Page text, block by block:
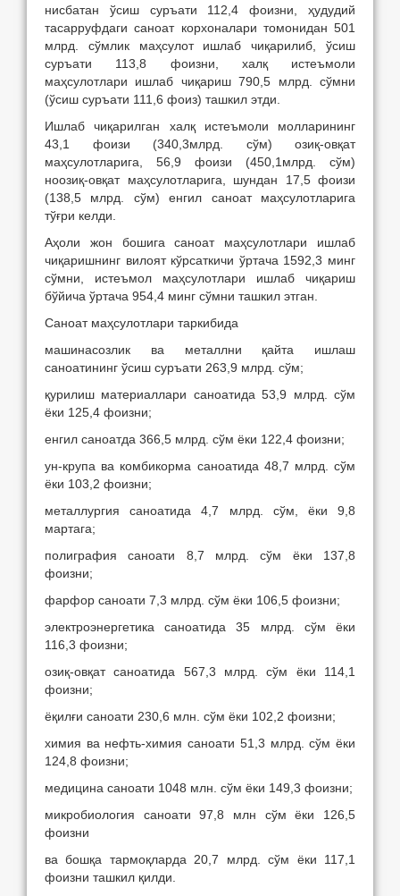
нисбатан ўсиш суръати 112,4 фоизни, ҳудудий
тасарруфдаги саноат корхоналари томонидан 501
млрд. сўмлик маҳсулот ишлаб чиқарилиб, ўсиш
суръати 113,8 фоизни, халқ истеъмоли
маҳсулотлари ишлаб чиқариш 790,5 млрд. сўмни
(ўсиш суръати 111,6 фоиз) ташкил этди.
Ишлаб чиқарилган халқ истеъмоли молларининг
43,1 фоизи (340,3млрд. сўм) озиқ-овқат
маҳсулотларига, 56,9 фоизи (450,1млрд. сўм)
ноозиқ-овқат маҳсулотларига, шундан 17,5 фоизи
(138,5 млрд. сўм) енгил саноат маҳсулотларига
тўғри келди.
Аҳоли жон бошига саноат маҳсулотлари ишлаб
чиқаришнинг вилоят кўрсаткичи ўртача 1592,3 минг
сўмни, истеъмол маҳсулотлари ишлаб чиқариш
бўйича ўртача 954,4 минг сўмни ташкил этган.
Саноат маҳсулотлари таркибида
машинасозлик ва металлни қайта ишлаш
саноатининг ўсиш суръати 263,9 млрд. сўм;
қурилиш материаллари саноатида 53,9 млрд. сўм
ёки 125,4 фоизни;
енгил саноатда 366,5 млрд. сўм ёки 122,4 фоизни;
ун-крупа ва комбикорма саноатида 48,7 млрд. сўм
ёки 103,2 фоизни;
металлургия саноатида 4,7 млрд. сўм, ёки 9,8
мартага;
полиграфия саноати 8,7 млрд. сўм ёки 137,8
фоизни;
фарфор саноати 7,3 млрд. сўм ёки 106,5 фоизни;
электроэнергетика саноатида 35 млрд. сўм ёки
116,3 фоизни;
озиқ-овқат саноатида 567,3 млрд. сўм ёки 114,1
фоизни;
ёқилғи саноати 230,6 млн. сўм ёки 102,2 фоизни;
химия ва нефть-химия саноати 51,3 млрд. сўм ёки
124,8 фоизни;
медицина саноати 1048 млн. сўм ёки 149,3 фоизни;
микробиология саноати 97,8 млн сўм ёки 126,5
фоизни
ва бошқа тармоқларда 20,7 млрд. сўм ёки 117,1
фоизни ташкил қилди.